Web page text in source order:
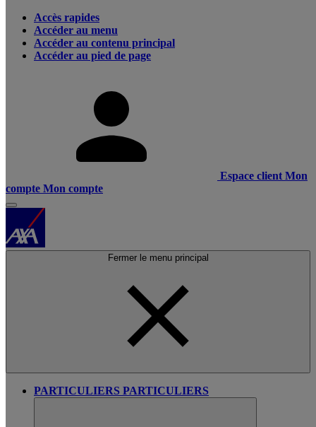
Accès rapides
Accéder au menu
Accéder au contenu principal
Accéder au pied de page
Espace client Mon
compte Mon compte
Fermer le menu principal
PARTICULIERS PARTICULIERS